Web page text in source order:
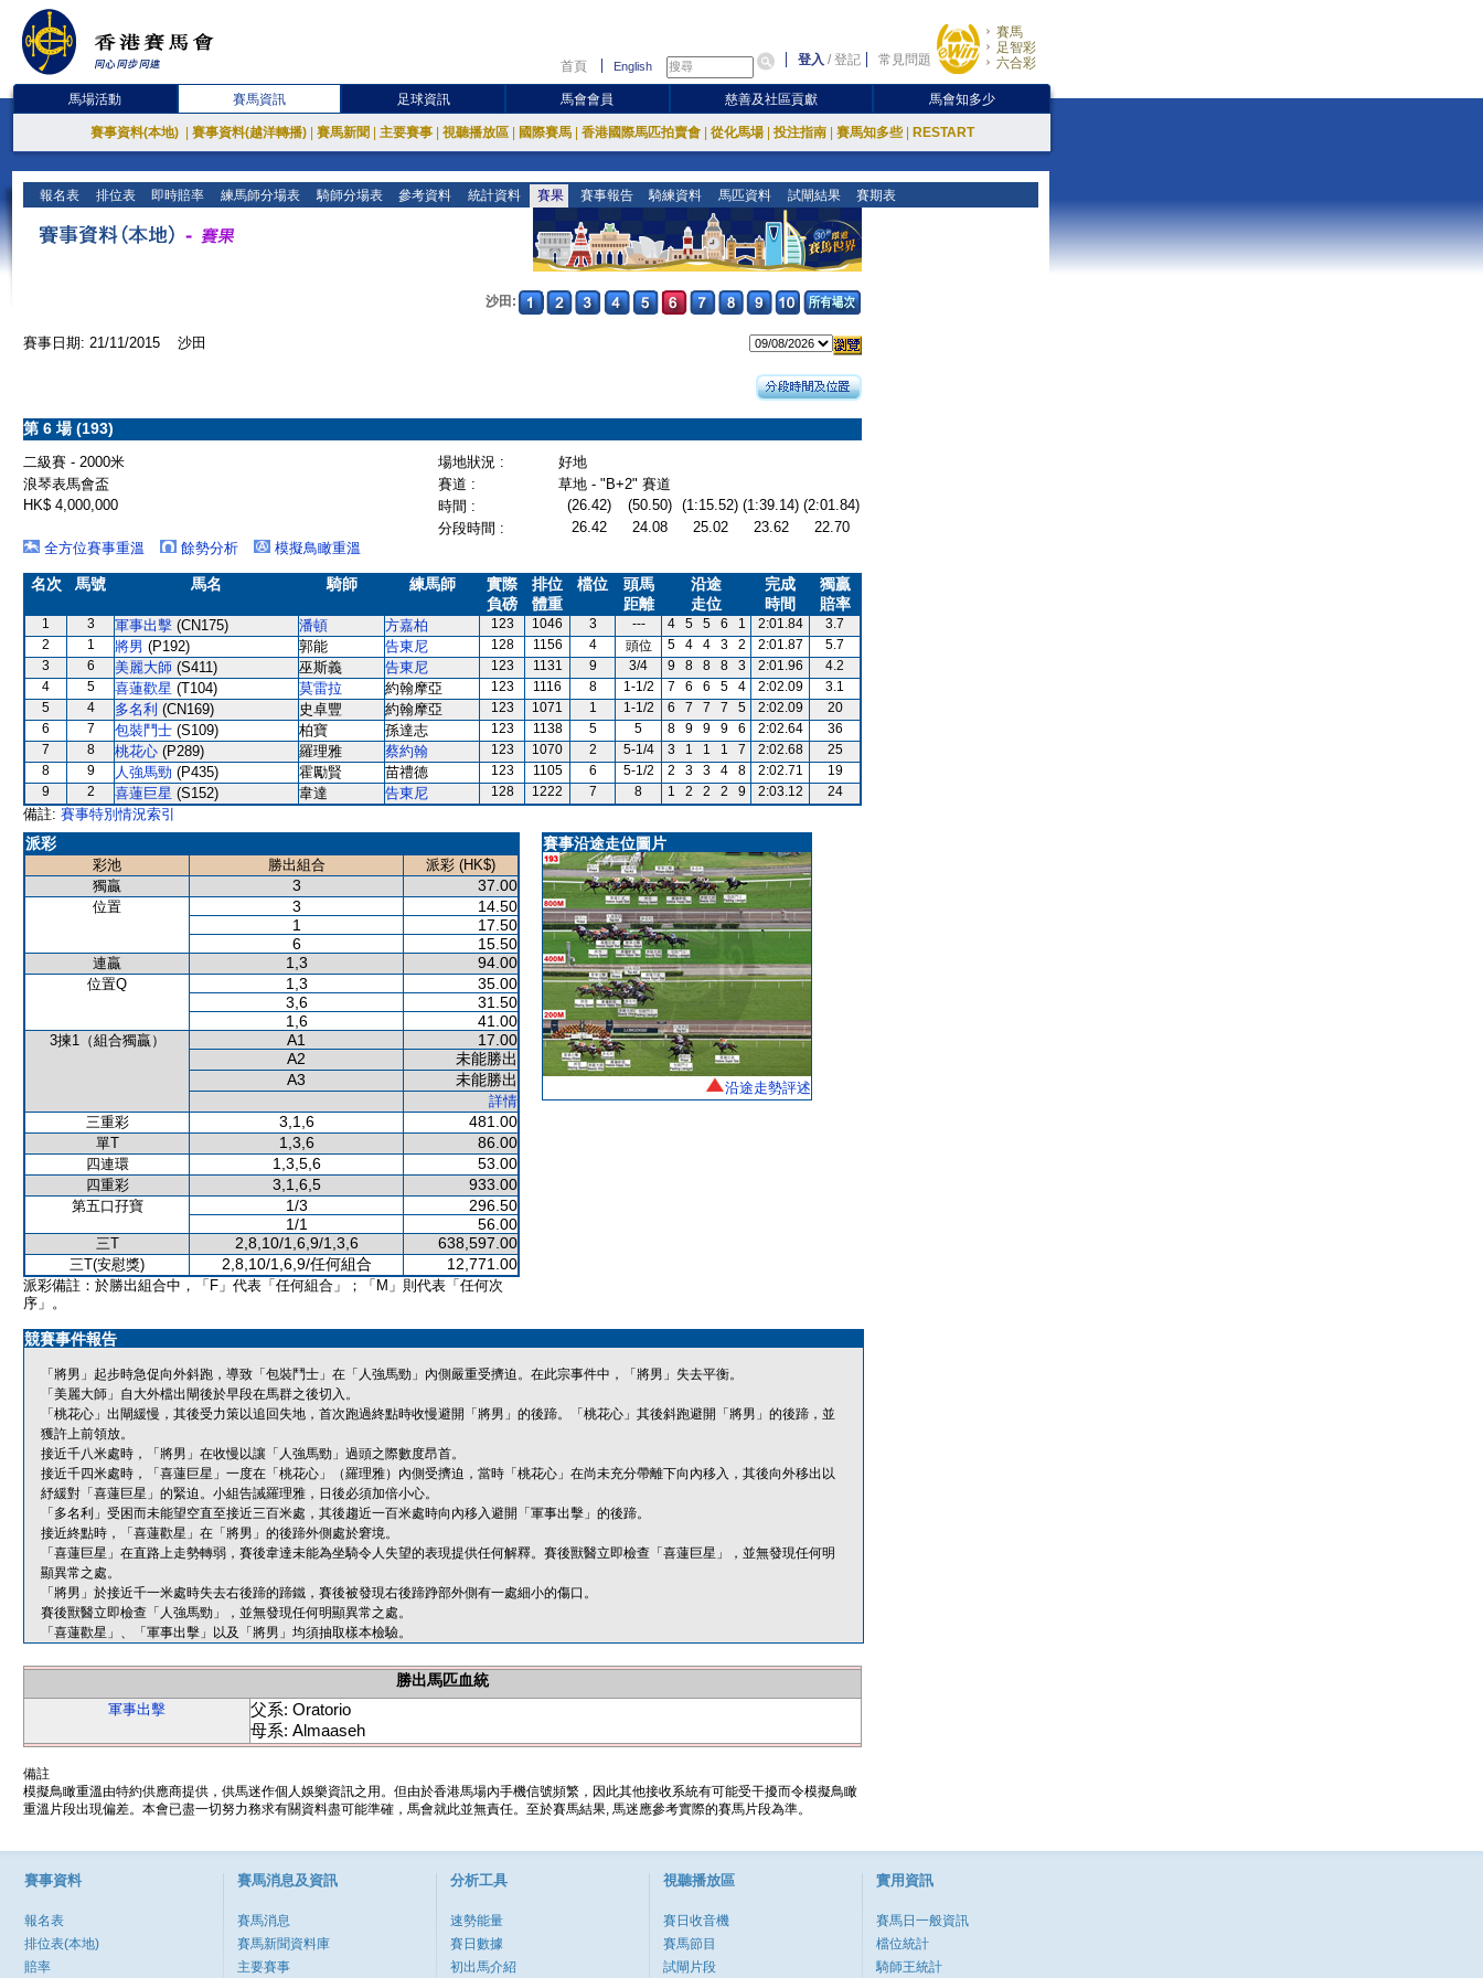
首頁 English 登入 /登記 常見問題
賽馬
足智彩
六合彩
馬場活動 賽馬資訊 足球資訊 馬會會員 慈善及社區貢獻 馬會知多少
賽事資料(本地) 賽事資料(越洋轉播) 賽馬新聞 主要賽事 視聽播放區 國際賽馬 香港國際馬匹拍賣會 從化馬場 投注指南 賽馬知多些 RESTART
報名表 排位表 即時賠率 練馬師分場表 騎師分場表 參考資料 統計資料 賽果 賽事報告 騎練資料 馬匹資料 試閘結果 賽期表
沙田:
賽事日期: 21/11/2015 沙田
第 6 場 (193)
二級賽 - 2000米 場地狀況 :
好地
浪琴表馬會盃
賽道 :
草地 - "B+2" 賽道
HK$ 4,000,000
時間 : (26.42) (50.50) (1:15.52) (1:39.14) (2:01.84)
分段時間 :
26.42 24.08 25.02 23.62
22.70
全方位賽事重溫
餘勢分析 模擬鳥瞰重溫
名次 馬號 馬名 騎師 練馬師
實際
負磅
排位
體重
檔位
頭馬
距離
沿途
走位
完成
時間
獨贏
賠率
1 3 軍事出擊 (CN175) 潘頓 方嘉柏 123 1046 3 --- 4 5 5 6 1 2:01.84
3.7
2
1 將男 (P192) 郭能 告東尼 128 1156 4 頭位 5 4 4 3 2 2:01.87
5.7
3
6 美麗大師 (S411) 巫斯義 告東尼 123 1131 9 3/4 9 8 8 8 3 2:01.96
4.2
4
5 喜蓮歡星 (T104) 莫雷拉 約翰摩亞 123 1116 8 1-1/2 7 6 6 5 4 2:02.09
3.1
5
4 多名利 (CN169) 史卓豐 約翰摩亞 123 1071 1 1-1/2 6 7 7 7 5 2:02.09
20
6
7 包裝鬥士 (S109) 柏寶 孫達志 123 1138 5 5 8 9 9 9 6 2:02.64
36
7
8 桃花心 (P289) 羅理雅 蔡約翰 123 1070 2 5-1/4 3 1 1 1 7 2:02.68
25
8
9 人強馬勁 (P435) 霍勵賢 苗禮德 123 1105 6 5-1/2 2 3 3 4 8 2:02.71
19
9
2 喜蓮巨星 (S152) 韋達 告東尼 128 1222 7 8 1 2 2 2 9 2:03.12 24
備註: 賽事特別情況索引
派彩
彩池 勝出組合
派彩 (HK$)
獨贏
3 37.00
位置 3
14.50
1
17.50
6
15.50
連贏 1,3 94.00
位置Q 1,3
35.00
3,6
31.50
1,6
41.00
3揀1（組合獨贏） A1
17.00
A2
未能勝出
A3
未能勝出
詳情
三重彩
3,1,6 481.00
單T 1,3,6 86.00
四連環 1,3,5,6 53.00
四重彩 3,1,6,5 933.00
第五口孖寶 1/3
296.50
1/1
56.00
三T 2,8,10/1,6,9/1,3,6 638,597.00
三T(安慰獎) 2,8,10/1,6,9/任何組合 12,771.00
派彩備註：於勝出組合中，「F」代表「任何組合」；「M」則代表「任何次
序」。
賽事沿途走位圖片
沿途走勢評述
競賽事件報告
「將男」起步時急促向外斜跑，導致「包裝鬥士」在「人強馬勁」內側嚴重受擠迫。在此宗事件中，「將男」失去平衡。
「美麗大師」自大外檔出閘後於早段在馬群之後切入。
「桃花心」出閘緩慢，其後受力策以追回失地，首次跑過終點時收慢避開「將男」的後蹄。「桃花心」其後斜跑避開「將男」的後蹄，並
獲許上前領放。
接近千八米處時，「將男」在收慢以讓「人強馬勁」過頭之際數度昂首。
接近千四米處時，「喜蓮巨星」一度在「桃花心」（羅理雅）內側受擠迫，當時「桃花心」在尚未充分帶離下向內移入，其後向外移出以
紓緩對「喜蓮巨星」的緊迫。小組告誡羅理雅，日後必須加倍小心。
「多名利」受困而未能望空直至接近三百米處，其後趨近一百米處時向內移入避開「軍事出擊」的後蹄。
接近終點時，「喜蓮歡星」在「將男」的後蹄外側處於窘境。
「喜蓮巨星」在直路上走勢轉弱，賽後韋達未能為坐騎令人失望的表現提供任何解釋。賽後獸醫立即檢查「喜蓮巨星」，並無發現任何明
顯異常之處。
「將男」於接近千一米處時失去右後蹄的蹄鐵，賽後被發現右後蹄踭部外側有一處細小的傷口。
賽後獸醫立即檢查「人強馬勁」，並無發現任何明顯異常之處。
「喜蓮歡星」、「軍事出擊」以及「將男」均須抽取樣本檢驗。
勝出馬匹血統
軍事出擊
父系: Oratorio
母系: Almaaseh
備註
模擬鳥瞰重溫由特約供應商提供，供馬迷作個人娛樂資訊之用。但由於香港馬場內手機信號頻繁，因此其他接收系統有可能受干擾而令模擬鳥瞰
重溫片段出現偏差。本會已盡一切努力務求有關資料盡可能準確，馬會就此並無責任。至於賽馬結果, 馬迷應參考實際的賽馬片段為準。
賽事資料
報名表
排位表(本地)
賠率
賽馬消息及資訊
賽馬消息
賽馬新聞資料庫
主要賽事
分析工具
速勢能量
賽日數據
初出馬介紹
視聽播放區
賽日收音機
賽馬節目
試閘片段
實用資訊
賽馬日一般資訊
檔位統計
騎師王統計